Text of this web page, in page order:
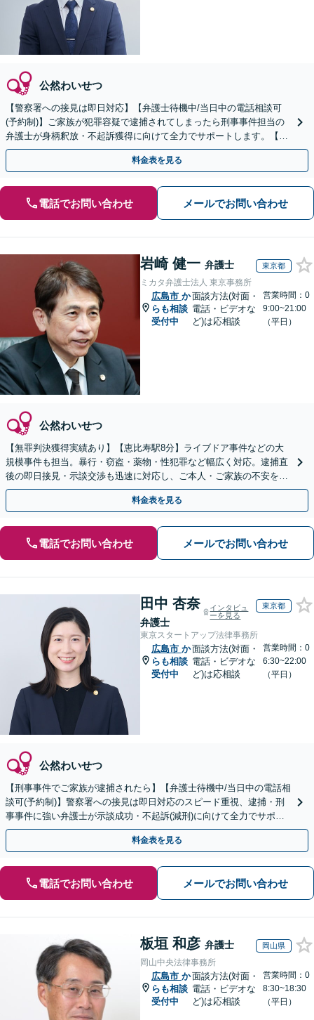
公然わいせつ
【警察署への接見は即日対応】【弁護士待機中/当日中の電話相談可
(予約制)】ご家族が犯罪容疑で逮捕されてしまったら刑事事件担当の
弁護士が身柄釈放・不起訴獲得に向けて全力でサポートします。【毎
月100名以上の相談実績】【全国対応】
料金表を見る
電話でお問い合わせ メールでお問い合わせ
岩崎 健一 弁護士 東京都
ミカタ弁護士法人 東京事務所
広島市 か
らも相談
受付中
面談方法(対面・
電話・ビデオな
ど)は応相談
営業時間：0
9:00~21:00
（平日）
公然わいせつ
【無罪判決獲得実績あり】【恵比寿駅8分】ライブドア事件などの大
規模事件も担当。暴行・窃盗・薬物・性犯罪など幅広く対応。逮捕直
後の即日接見・示談交渉も迅速に対応し、ご本人・ご家族の不安を最
小限に抑えます。【初回相談可能】【WEB面談可能】
料金表を見る
電話でお問い合わせ メールでお問い合わせ
田中 杏奈
弁護士
インタビュ
ーを見る
東京都
東京スタートアップ法律事務所
広島市 か
らも相談
受付中
面談方法(対面・
電話・ビデオな
ど)は応相談
営業時間：0
6:30~22:00
（平日）
公然わいせつ
【刑事事件でご家族が逮捕されたら】【弁護士待機中/当日中の電話相
談可(予約制)】警察署への接見は即日対応のスピード重視、逮捕・刑
事事件に強い弁護士が示談成功・不起訴(減刑)に向けて全力でサポー
トします。【加害者側の相談専門】
料金表を見る
電話でお問い合わせ メールでお問い合わせ
板垣 和彦 弁護士 岡山県
岡山中央法律事務所
広島市 か
らも相談
受付中
面談方法(対面・
電話・ビデオな
ど)は応相談
営業時間：0
8:30~18:30
（平日）